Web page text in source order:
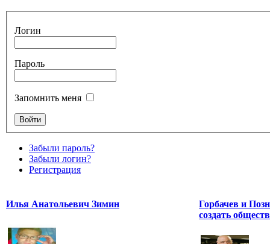
Логин
Пароль
Запомнить меня
Забыли пароль?
Забыли логин?
Регистрация
Илья Анатольевич Зимин
Горбачев и
создать